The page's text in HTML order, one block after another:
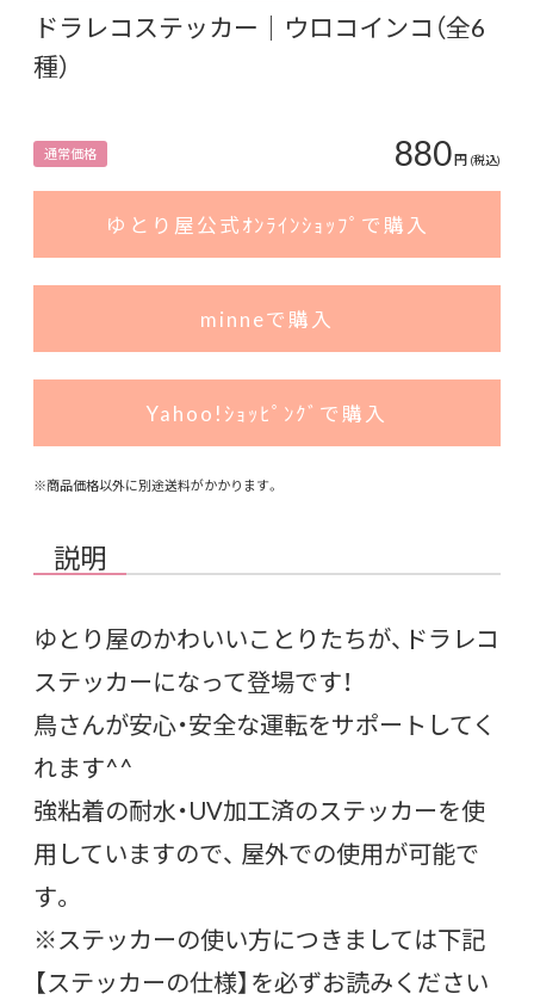
ドラレコステッカー｜ウロコインコ（全6
種）
通常価格 880円 (税込)
ゆとり屋公式ｵﾝﾗｲﾝｼｮｯﾌﾟで購入
minneで購入
Yahoo!ｼｮｯﾋﾟﾝｸﾞで購入
※商品価格以外に別途送料がかかります。
説明
ゆとり屋のかわいいことりたちが、ドラレコ
ステッカーになって登場です！
鳥さんが安心・安全な運転をサポートしてく
れます^^
強粘着の耐水・UV加工済のステッカーを使
用していますので、 屋外での使用が可能で
す。
※ステッカーの使い方につきましては下記
【ステッカーの仕様】を必ずお読みください